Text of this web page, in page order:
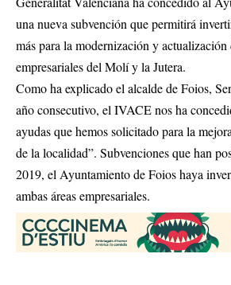
una nueva subvención que permitirá
más para la modernización y actualización
empresariales del Molí y la Jutera.
Como ha explicado el alcalde de Foios,
año consecutivo, el IVACE nos ha
ayudas que hemos solicitado para la
de la localidad”. Subvenciones que han
2019, el Ayuntamiento de Foios haya
ambas áreas empresariales.